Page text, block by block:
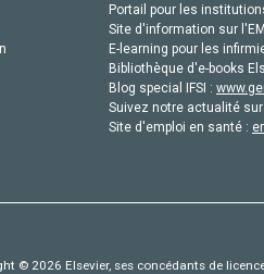
Portail pour les
Site d'information sur
E-learning pour les
Bibliothèque d'e-books
Blog special IFSI :
Suivez notre actualité
Site d'emploi en santé :
© 2026 Elsevier, ses concédants de